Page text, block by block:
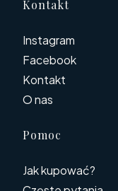
Kontakt
Instagram
Facebook
Kontakt
O nas
Pomoc
Jak kupować?